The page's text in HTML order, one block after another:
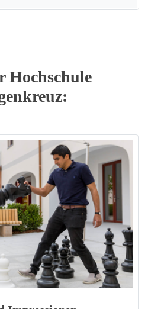
Hochschule